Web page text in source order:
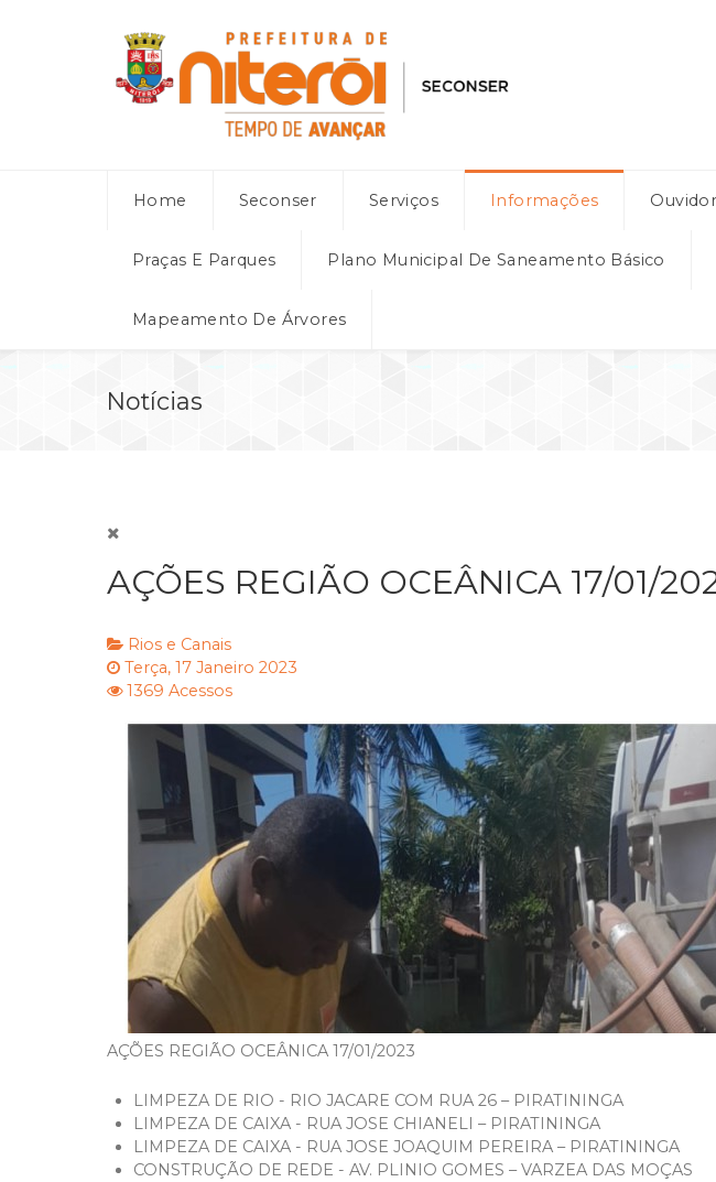
Home Seconser Serviços Informações
Praças E Parques Plano Municipal De Saneamento Básico
Mapeamento De Árvores
Notícias
AÇÕES REGIÃO OCEÂNICA 17/01/
Rios e Canais
Terça, 17 Janeiro 2023
1369 Acessos
AÇÕES REGIÃO OCEÂNICA 17/01/2023
LIMPEZA DE RIO - RIO JACARE COM RUA 26 – PIRATININGA
LIMPEZA DE CAIXA - RUA JOSE CHIANELI – PIRATININGA
LIMPEZA DE CAIXA - RUA JOSE JOAQUIM PEREIRA – PIRATININGA
CONSTRUÇÃO DE REDE - AV. PLINIO GOMES – VARZEA DAS MOÇAS